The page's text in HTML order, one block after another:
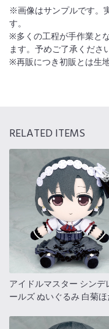
※画像はサンプルです。
す。
※多くの工程が手作業と
ます。予めご了承くださ
※再販につき初販とは生
RELATED ITEMS
アイドルマスター シンデ
ールズ ぬいぐるみ 白菊ほ